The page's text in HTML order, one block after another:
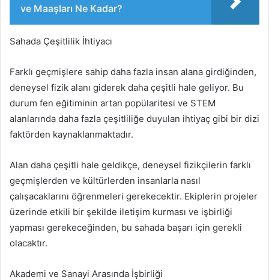
ve Maaşları Ne Kadar?
Sahada Çeşitlilik İhtiyacı
Farklı geçmişlere sahip daha fazla insan alana girdiğinden,
deneysel fizik alanı giderek daha çeşitli hale geliyor. Bu
durum fen eğitiminin artan popülaritesi ve STEM
alanlarında daha fazla çeşitliliğe duyulan ihtiyaç gibi bir dizi
faktörden kaynaklanmaktadır.
Alan daha çeşitli hale geldikçe, deneysel fizikçilerin farklı
geçmişlerden ve kültürlerden insanlarla nasıl
çalışacaklarını öğrenmeleri gerekecektir. Ekiplerin projeler
üzerinde etkili bir şekilde iletişim kurması ve işbirliği
yapması gerekeceğinden, bu sahada başarı için gerekli
olacaktır.
Akademi ve Sanayi Arasında İşbirliği